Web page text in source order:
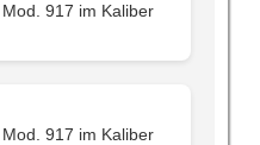
917 im Kaliber
917 im Kaliber